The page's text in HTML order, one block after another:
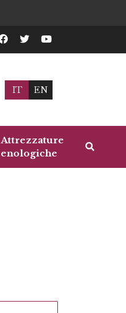
IT EN
Attrezzature
enologiche